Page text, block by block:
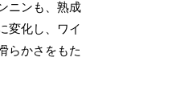
ニンも、熟成
変化し、ワイ
らかさをもた